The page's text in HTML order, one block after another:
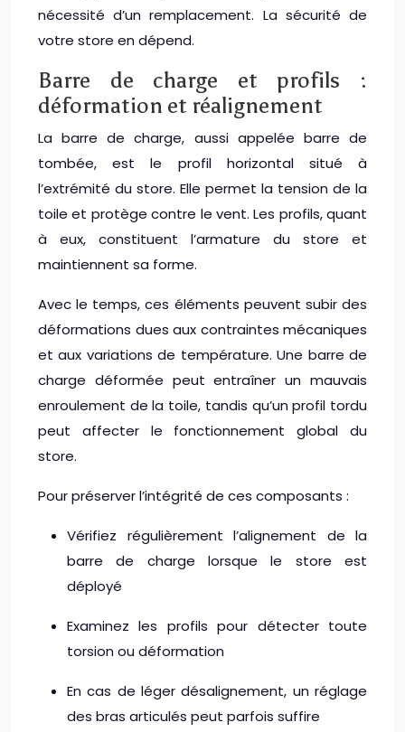
nécessité d’un remplacement. La sécurité de
votre store en dépend.
Barre de charge et profils :
déformation et réalignement
La barre de charge, aussi appelée barre de
tombée, est le profil horizontal situé à
l’extrémité du store. Elle permet la tension de la
toile et protège contre le vent. Les profils, quant
à eux, constituent l’armature du store et
maintiennent sa forme.
Avec le temps, ces éléments peuvent subir des
déformations dues aux contraintes mécaniques
et aux variations de température. Une barre de
charge déformée peut entraîner un mauvais
enroulement de la toile, tandis qu’un profil tordu
peut affecter le fonctionnement global du
store.
Pour préserver l’intégrité de ces composants :
Vérifiez régulièrement l’alignement de la
barre de charge lorsque le store est
déployé
Examinez les profils pour détecter toute
torsion ou déformation
En cas de léger désalignement, un réglage
des bras articulés peut parfois suffire